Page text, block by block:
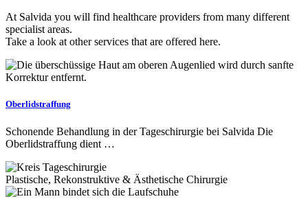
At Salvida you will find healthcare providers from many different
specialist areas.
Take a look at other services that are offered here.
Oberlidstraffung
Schonende Behandlung in der Tageschirurgie bei Salvida Die
Oberlidstraffung dient …
Plastische, Rekonstruktive & Ästhetische Chirurgie